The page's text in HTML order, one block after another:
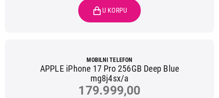
MOBILNI TELEFON
APPLE iPhone 17 Pro 256GB Deep Blue
mg8j4sx/a
179.999,00